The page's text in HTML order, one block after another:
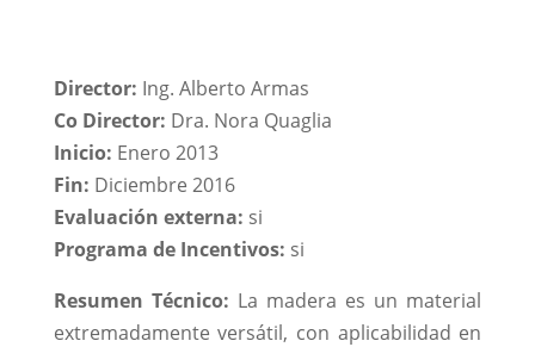
Director: Ing. Alberto Armas
Co Director: Dra. Nora Quaglia
Inicio: Enero 2013
Fin: Diciembre 2016
Evaluación externa: si
Programa de Incentivos: si
Resumen Técnico: La madera es un material
extremadamente versátil, con aplicabilidad en